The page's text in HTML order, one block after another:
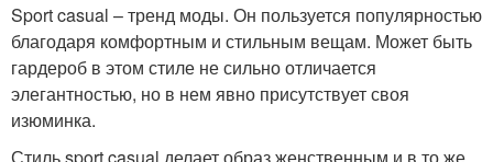
Sport casual – тренд моды. Он пользуется популярностью
благодаря комфортным и стильным вещам. Может быть
гардероб в этом стиле не сильно отличается
элегантностью, но в нем явно присутствует своя
изюминка.